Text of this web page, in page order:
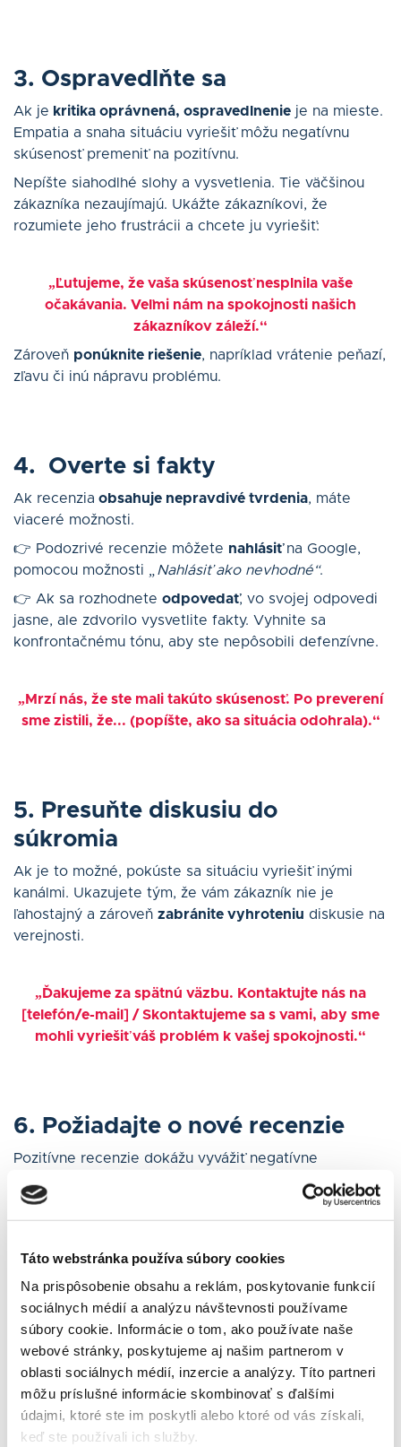
Táto webstránka používa súbory cookies
Na prispôsobenie obsahu a reklám, poskytovanie funkcií
sociálnych médií a analýzu návštevnosti používame
súbory cookie. Informácie o tom, ako používate naše
webové stránky, poskytujeme aj našim partnerom v
oblasti sociálnych médií, inzercie a analýzy. Títo partneri
môžu príslušné informácie skombinovať s ďalšími
údajmi, ktoré ste im poskytli alebo ktoré od vás získali,
keď ste používali ich služby.
3. Ospravedlňte sa
Ak je kritika oprávnená, ospravedlnenie je na mieste.
Empatia a snaha situáciu vyriešiť môžu negatívnu
skúsenosť premeniť na pozitívnu.
Nepíšte siahodlhé slohy a vysvetlenia. Tie väčšinou
zákazníka nezaujímajú. Ukážte zákazníkovi, že
rozumiete jeho frustrácii a chcete ju vyriešiť:
„Ľutujeme, že vaša skúsenosť nesplnila vaše
očakávania. Veľmi nám na spokojnosti našich
zákazníkov záleží.“
Zároveň ponúknite riešenie, napríklad vrátenie peňazí,
zľavu či inú nápravu problému.
4. Overte si fakty
Ak recenzia obsahuje nepravdivé tvrdenia, máte
viaceré možnosti.
👉 Podozrivé recenzie môžete nahlásiťna Google,
pomocou možnosti „Nahlásiť ako nevhodné“.
👉 Ak sa rozhodnete odpovedať, vo svojej odpovedi
jasne, ale zdvorilo vysvetlite fakty. Vyhnite sa
konfrontačnému tónu, aby ste nepôsobili defenzívne.
„Mrzí nás, že ste mali takúto skúsenosť. Po preverení
sme zistili, že... (popíšte, ako sa situácia odohrala).“
5. Presuňte diskusiu do
súkromia
Ak je to možné, pokúste sa situáciu vyriešiť inými
kanálmi. Ukazujete tým, že vám zákazník nie je
ľahostajný a zároveň zabránite vyhroteniu diskusie na
verejnosti.
„Ďakujeme za spätnú väzbu. Kontaktujte nás na
[telefón/e-mail] / Skontaktujeme sa s vami, aby sme
mohli vyriešiť váš problém k vašej spokojnosti.“
6. Požiadajte o nové recenzie
Pozitívne recenzie dokážu vyvážiť negatívne
hodnotenia. Povzbudzujte spokojných zákazníkov, aby
zanechali hodnotenie. Nebojte sa
požiadať ich
osobnealebo ich nasmerujte naodkazna Google
7. Učte sa zo spätnej väzby
Každá negatívna recenzia je príležitosťou na
zlepšenie. Ak zákazníci pravidelne spomínajú ten istý
problém (napr. dlhé čakanie, nekvalitný produkt), je to
rozhodne signál na zmenu.